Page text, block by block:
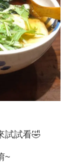
試試看🤣
~